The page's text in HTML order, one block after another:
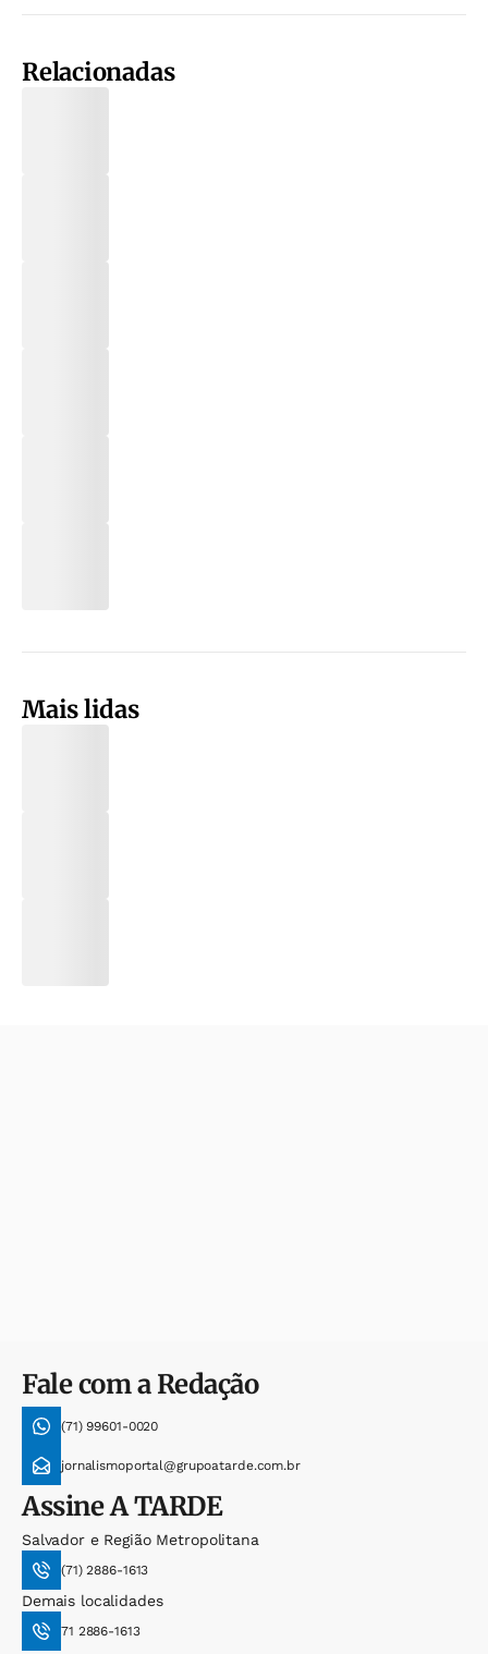
Relacionadas
Mais lidas
Fale com a Redação
(71) 99601-0020
jornalismoportal@grupoatarde.com.br
AssineA TARDE
Salvador e Região Metropolitana
(71) 2886-1613
Demais localidades
71 2886-1613